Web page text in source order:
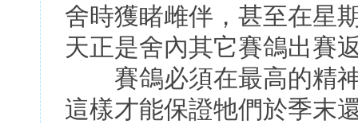
舍時獲睹雌伴，甚至在星
天正是舍內其它賽鴿出賽
賽鴿必須在最高的精神
這樣才能保證牠們於季末